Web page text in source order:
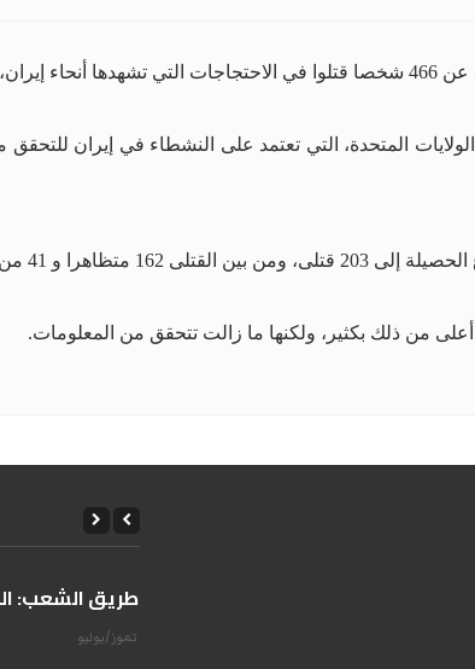
بكثير.
ـ بحسب ما نقلت "رويترز".
أعلى من ذلك بكثير، ولكنها ما زالت تتحقق من المعلومات.
على طريق الشعب: